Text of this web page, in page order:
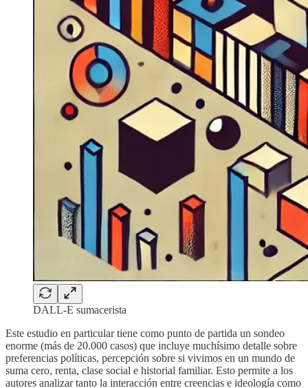
DALL-E sumacerista
Este estudio en particular tiene como punto de partida un sondeo
enorme (más de 20.000 casos) que incluye muchísimo detalle sobre
preferencias políticas, percepción sobre si vivimos en un mundo de
suma cero, renta, clase social e historial familiar. Esto permite a los
autores analizar tanto la interacción entre creencias e ideología como